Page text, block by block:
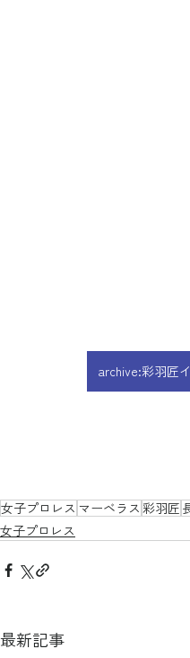
archive:彩羽匠
女子プロレス マーベラス 彩羽匠
女子プロレス
最新記事